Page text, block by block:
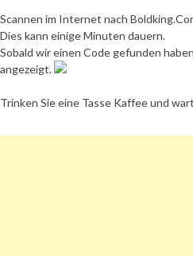
Scannen im Internet nach
Dies kann einige Minuten dauern.
Sobald wir einen Code gefunden
angezeigt.
Trinken Sie eine Tasse Kaffee und